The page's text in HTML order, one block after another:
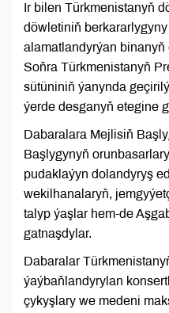
Ir bilen Türkmenistanyň
döwletiniň
alamatlandyrýan
Soňra Türkmenistanyň
sütüniniň ýanynda
ýerde desganyň etegine
Dabaralara Mejlisiň
Başlygynyň
pudaklaýyn dolandyryş
wekilhanalaryň,
talyp ýaşlar hem-de
gatnaşdylar.
Dabaralar
ýaýbaňlandyrylan
çykyşlary we medeni